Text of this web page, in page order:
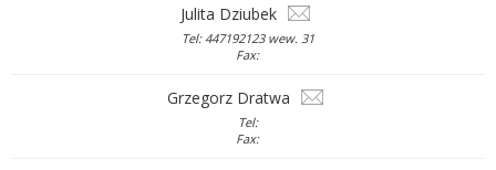
Julita Dziubek
Tel: 447192123 wew. 31
Fax:
Grzegorz Dratwa
Tel:
Fax: